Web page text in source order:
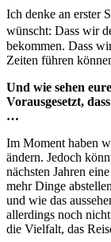
Ich denke an erster
wünscht: Dass wir
bekommen. Dass
Zeiten führen
Und wie sehen eure
Vorausgesetzt, dass
…
Im Moment haben
ändern. Jedoch
nächsten Jahren
mehr Dinge
und wie das
allerdings noch
die Vielfalt, das